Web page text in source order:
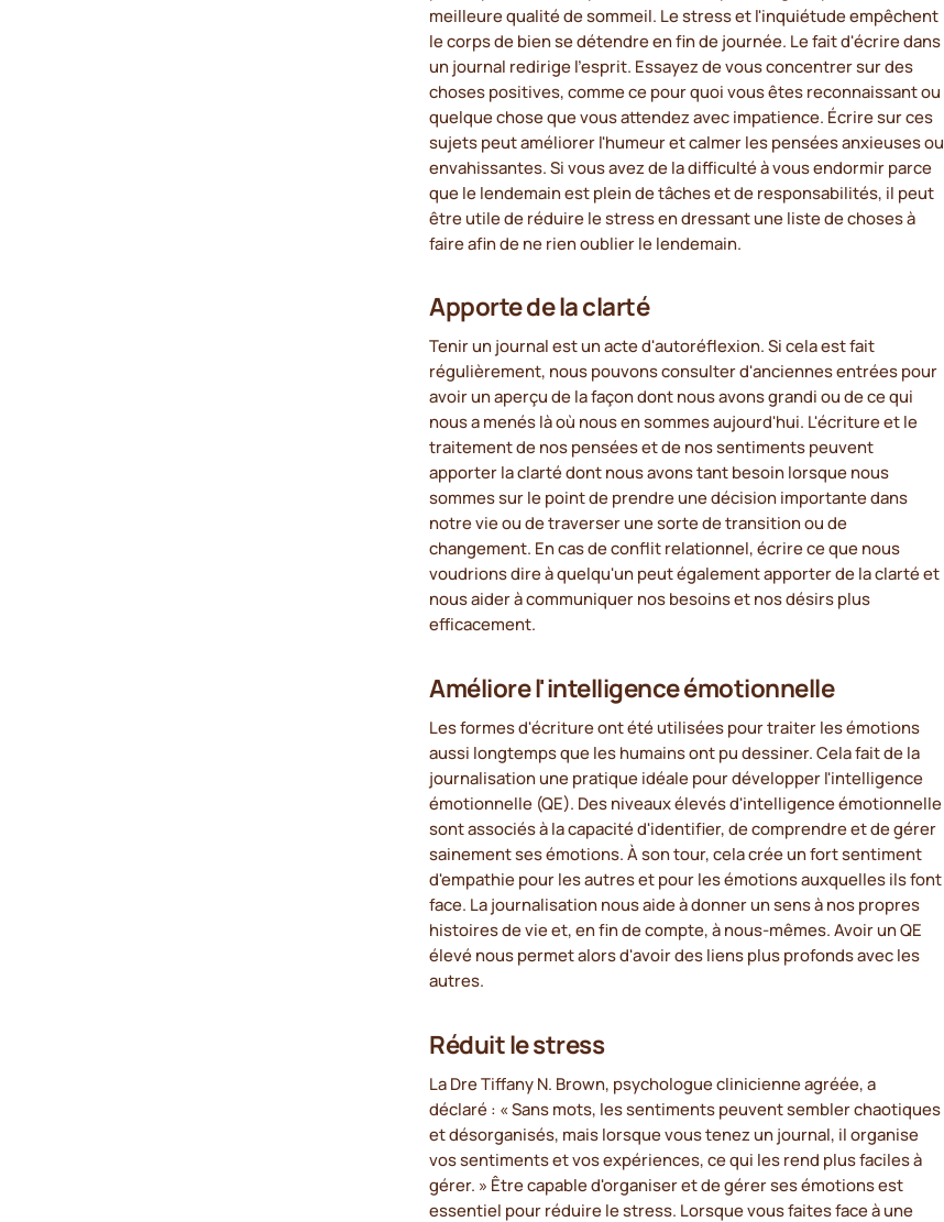
meilleure qualité de sommeil. Le stress et l'inquiétude empêchent
le corps de bien se détendre en fin de journée. Le fait d'écrire dans
un journal redirige l'esprit. Essayez de vous concentrer sur des
choses positives, comme ce pour quoi vous êtes reconnaissant ou
quelque chose que vous attendez avec impatience. Écrire sur ces
sujets peut améliorer l'humeur et calmer les pensées anxieuses ou
envahissantes. Si vous avez de la difficulté à vous endormir parce
que le lendemain est plein de tâches et de responsabilités, il peut
être utile de réduire le stress en dressant une liste de choses à
faire afin de ne rien oublier le lendemain.
Apporte de la clarté
Tenir un journal est un acte d'autoréflexion. Si cela est fait
régulièrement, nous pouvons consulter d'anciennes entrées pour
avoir un aperçu de la façon dont nous avons grandi ou de ce qui
nous a menés là où nous en sommes aujourd'hui. L'écriture et le
traitement de nos pensées et de nos sentiments peuvent
apporter la clarté dont nous avons tant besoin lorsque nous
sommes sur le point de prendre une décision importante dans
notre vie ou de traverser une sorte de transition ou de
changement. En cas de conflit relationnel, écrire ce que nous
voudrions dire à quelqu'un peut également apporter de la clarté et
nous aider à communiquer nos besoins et nos désirs plus
efficacement.
Améliore l'intelligence émotionnelle
Les formes d'écriture ont été utilisées pour traiter les émotions
aussi longtemps que les humains ont pu dessiner. Cela fait de la
journalisation une pratique idéale pour développer l'intelligence
émotionnelle (QE). Des niveaux élevés d'intelligence émotionnelle
sont associés à la capacité d'identifier, de comprendre et de gérer
sainement ses émotions. À son tour, cela crée un fort sentiment
d'empathie pour les autres et pour les émotions auxquelles ils font
face. La journalisation nous aide à donner un sens à nos propres
histoires de vie et, en fin de compte, à nous-mêmes. Avoir un QE
élevé nous permet alors d'avoir des liens plus profonds avec les
autres.
Réduit le stress
La Dre Tiffany N. Brown, psychologue clinicienne agréée, a
déclaré : « Sans mots, les sentiments peuvent sembler chaotiques
et désorganisés, mais lorsque vous tenez un journal, il organise
vos sentiments et vos expériences, ce qui les rend plus faciles à
gérer. » Être capable d'organiser et de gérer ses émotions est
essentiel pour réduire le stress. Lorsque vous faites face à une